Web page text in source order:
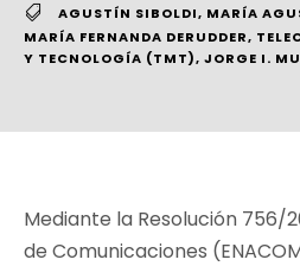
AGUSTÍN SIBOLDI, MARÍA
MARÍA FERNANDA DERUDDER,
Y TECNOLOGÍA (TMT), JORGE I.
Mediante la Resolución 756/
de Comunicaciones